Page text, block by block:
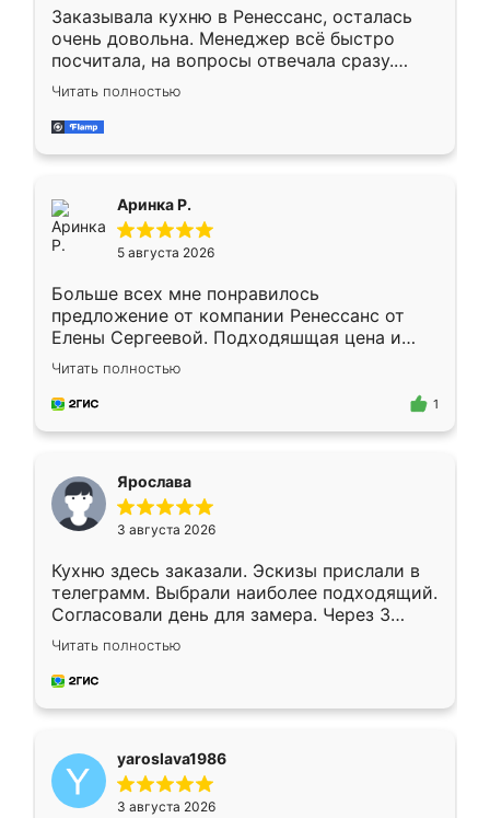
Заказывала кухню в Ренессанс, осталась
очень довольна. Менеджер всё быстро
посчитала, на вопросы отвечала сразу.
Замерщик приехал в субботу, подошёл к
делу со всей ответственностью. Собрали
за день, ребята работали аккуратно, даже
Читать полностью
Аринка Р.
5 августа 2026
Больше всех мне понравилось
предложение от компании Ренессанс от
Елены Сергеевой. Подходяшщая цена и
короткие сроки изготовления. Приехавший
для замера сотрудник Владислав
предложил по моему эскизу самый
Читать полностью
1
Ярослава
3 августа 2026
Кухню здесь заказали. Эскизы прислали в
телеграмм. Выбрали наиболее подходящий.
Согласовали день для замера. Через 3
недели кухня была уже готова. Остались
довольны работой. Спасибо Ренессанс
мебель за качественную работу!
Читать полностью
yaroslava1986
3 августа 2026